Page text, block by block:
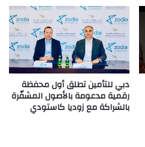
دبي للتأمين تطلق أول محفظة
رقمية مدعومة بالأصول المشفّرة
بالشراكة مع زوديا كاستودي